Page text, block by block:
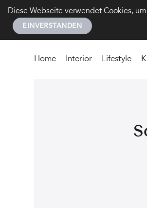
Diese Webseite verwendet Cookies,
EINVERSTANDEN
Home Interior Lifestyle